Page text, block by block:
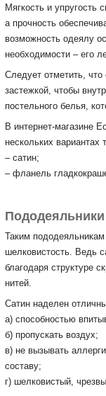
Мягкость и упругость
а прочность
возможность одеялу
необходимости – его
Следует отметить,
застежкой, чтобы
постельного белья,
В интернет-магазине
нескольких вариантах
– сатин;
– фланель
Пододеяльники
Таким пододеяльникам
шелковистость. Ведь
благодаря структуре
нитей.
Сатин наделен
а) способностью
б) пропускать воздух;
в) не вызывать
составу;
г) шелковистый,